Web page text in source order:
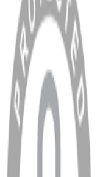
MÜŞTERİ
Hesabım
Sipariş
Banka Hesap
YARDIM VE
Ödeme ve
Garanti ve
info@dukkanhifi.com